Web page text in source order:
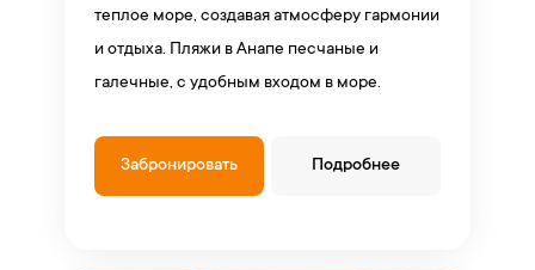
теплое море, создавая атмосферу гармонии
и отдыха. Пляжи в Анапе песчаные и
галечные, с удобным входом в море.
Забронировать Подробнее